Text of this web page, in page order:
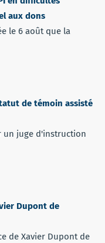
aux dons
le 6 août que la
de témoin assisté
un juge d'instruction
Dupont de
de Xavier Dupont de